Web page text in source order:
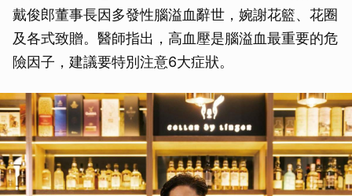
戴俊郎董事長因多發性腦溢血辭世，婉謝花籃、花圈
及各式致贈。醫師指出，高血壓是腦溢血最重要的危
險因子，建議要特別注意6大症狀。